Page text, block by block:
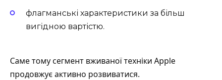
флагманські характеристики за більш
вигідною вартістю.
Саме тому сегмент вживаної техніки Apple
продовжує активно розвиватися.